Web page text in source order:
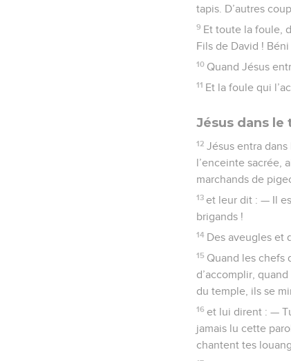
tapis. D’autres
9 Et toute la foule,
Fils de David !
10 Quand Jésus
11 Et la foule qui
Jésus dans le
12 Jésus entra
l’enceinte sacrée,
marchands de
13 et leur dit : — Il
brigands !
14 Des aveugles et
15 Quand les chefs
d’accomplir,
du temple, ils se
16 et lui dirent : —
jamais lu cette
chantent tes